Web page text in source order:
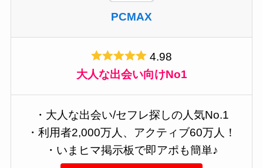
PCMAX
4.98
大人な出会い向けNo1
・大人な出会い/セフレ探しの人気No.1
・利用者2,000万人、アクティブ60万人！
・いまヒマ掲示板で即アポも簡単♪